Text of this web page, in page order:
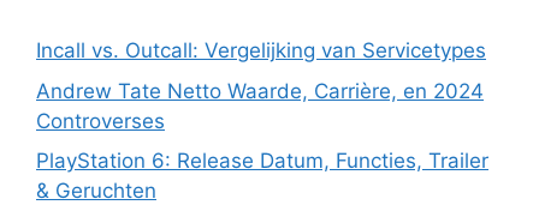
Incall vs. Outcall: Vergelijking van Servicetypes
Andrew Tate Netto Waarde, Carrière, en 2024
Controverses
PlayStation 6: Release Datum, Functies, Trailer
& Geruchten